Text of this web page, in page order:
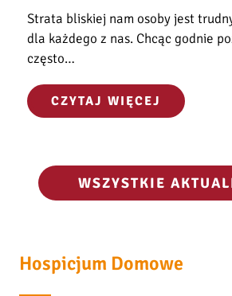
Strata bliskiej nam osoby jest
dla każdego z nas. Chcąc godnie
często…
CZYTAJ WIĘCEJ
w
t
e
WSZYSTKIE
Hospicjum Domowe